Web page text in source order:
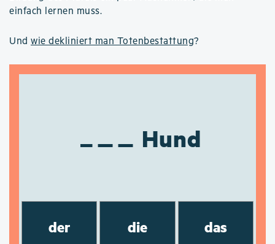
einfach lernen muss.
Und wie dekliniert man Totenbestattung?
Hund
der die das